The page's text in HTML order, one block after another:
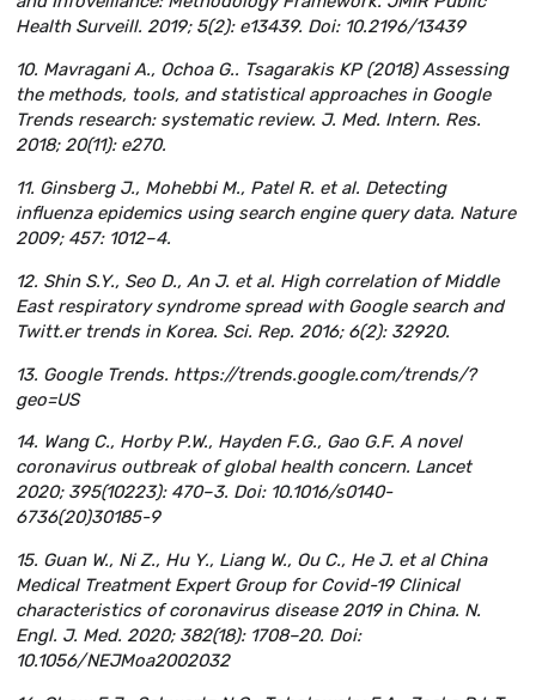
Health Surveill. 2019; 5(2): e13439. Doi: 10.2196/13439
10. Mavragani A., Ochoa G.. Tsagarakis KP (2018) Assessing
the methods, tools, and statistical approaches in Google
Trends research: systematic review. J. Med. Intern. Res.
2018; 20(11): e270.
11. Ginsberg J., Mohebbi M., Patel R. et al. Detecting
influenza epidemics using search engine query data. Nature
2009; 457: 1012–4.
12. Shin S.Y., Seo D., An J. et al. High correlation of Middle
East respiratory syndrome spread with Google search and
Twitt.er trends in Korea. Sci. Rep. 2016; 6(2): 32920.
13. Google Trends. https://trends.google.com/trends/?
geo=US
14. Wang C., Horby P.W., Hayden F.G., Gao G.F. A novel
coronavirus outbreak of global health concern. Lancet
2020; 395(10223): 470–3. Doi: 10.1016/s0140-
6736(20)30185-9
15. Guan W., Ni Z., Hu Y., Liang W., Ou C., He J. et al China
Medical Treatment Expert Group for Covid-19 Clinical
characteristics of coronavirus disease 2019 in China. N.
Engl. J. Med. 2020; 382(18): 1708–20. Doi:
10.1056/NEJMoa2002032